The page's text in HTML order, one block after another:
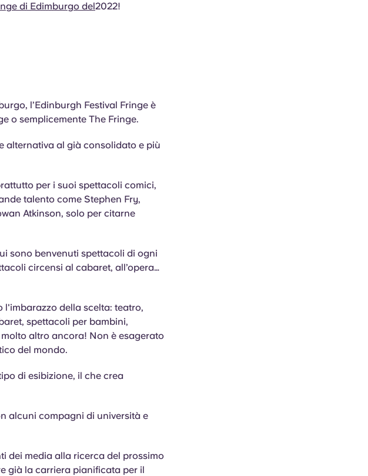
di Edimburgo del2022!
l’Edinburgh Festival Fringe è
o semplicemente The Fringe.
alternativa al già consolidato e più
per i suoi spettacoli comici,
talento come Stephen Fry,
Atkinson, solo per citarne
sono benvenuti spettacoli di ogni
circensi al cabaret, all’opera…
l'imbarazzo della scelta: teatro,
spettacoli per bambini,
altro ancora! Non è esagerato
del mondo.
di esibizione, il che crea
alcuni compagni di università e
dei media alla ricerca del prossimo
già la carriera pianificata per il